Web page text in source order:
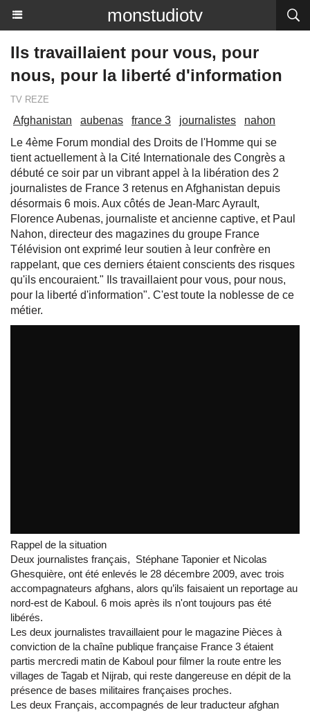
monstudiotv
Ils travaillaient pour vous, pour
nous, pour la liberté d'information
TV REZE
Afghanistan aubenas france 3 journalistes
nahon
Le 4ème Forum mondial des Droits de l'Homme qui se
tient actuellement à la Cité Internationale des Congrès a
débuté ce soir par un vibrant appel à la libération des 2
journalistes de France 3 retenus en Afghanistan depuis
désormais 6 mois. Aux côtés de Jean-Marc Ayrault,
Florence Aubenas, journaliste et ancienne captive, et Paul
Nahon, directeur des magazines du groupe France
Télévision ont exprimé leur soutien à leur confrère en
rappelant, que ces derniers étaient conscients des risques
qu'ils encouraient." Ils travaillaient pour vous, pour nous,
pour la liberté d'information". C'est toute la noblesse de ce
métier.
Rappel de la situation
Deux journalistes français, Stéphane Taponier et Nicolas
Ghesquière, ont été enlevés le 28 décembre 2009, avec trois
accompagnateurs afghans, alors qu’ils faisaient un reportage au
nord-est de Kaboul. 6 mois après ils n'ont toujours pas été
libérés.
Les deux journalistes travaillaient pour le magazine Pièces à
conviction de la chaîne publique française France 3 étaient
partis mercredi matin de Kaboul pour filmer la route entre les
villages de Tagab et Nijrab, qui reste dangereuse en dépit de la
présence de bases militaires françaises proches.
Les deux Français, accompagnés de leur traducteur afghan